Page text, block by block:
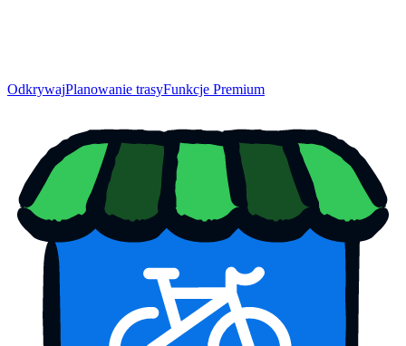
OdkrywajPlanowanie trasyFunkcje Premium